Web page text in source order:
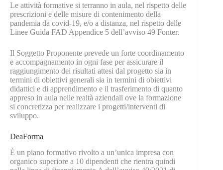
Le attività formative si terranno in aula, nel rispetto delle
prescrizioni e delle misure di contenimento della
pandemia da covid-19, e/o a distanza, nel rispetto delle
Linee Guida FAD Appendice 5 dell’avviso 49 Fonter.
Il Soggetto Proponente prevede un forte coordinamento
e accompagnamento in ogni fase per assicurare il
raggiungimento dei risultati attesi dal progetto sia in
termini di obiettivi generali sia in termini di obiettivi
didattici e di apprendimento e il trasferimento di quanto
appreso in aula nelle realtà aziendali ove la formazione
si concretizza per realizzare i progetti/interventi di
sviluppo.
DeaForma
È un piano formativo rivolto a un’unica impresa con
organico superiore a 10 dipendenti che rientra quindi